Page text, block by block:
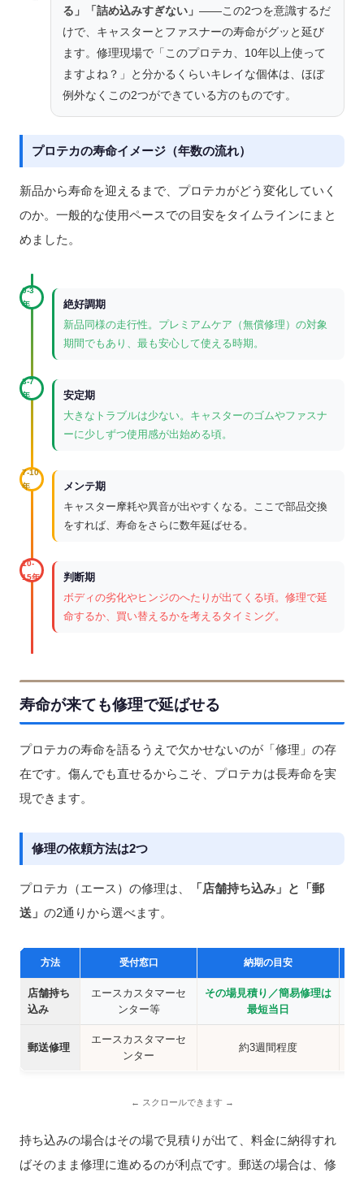
る」「詰め込みすぎない」 ——この2つを意識するだ
けで、キャスターとファスナーの寿命がグッと延び
ます。修理現場で「このプロテカ、10年以上使って
ますよね？」と分かるくらいキレイな個体は、ほぼ
例外なくこの2つができている方のものです。
プロテカの寿命イメージ（年数の流れ）
新品から寿命を迎えるまで、プロテカがどう変化していく
のか。一般的な使用ペースでの目安をタイムラインにまと
めました。
0-3
年
絶好調期
新品同様の走行性。プレミアムケア（無償修理）の対象
期間でもあり、最も安心して使える時期。
3-7
年
安定期
大きなトラブルは少ない。キャスターのゴムやファスナ
ーに少しずつ使用感が出始める頃。
7-10
年
メンテ期
キャスター摩耗や異音が出やすくなる。ここで部品交換
をすれば、寿命をさらに数年延ばせる。
10-
15年
判断期
ボディの劣化やヒンジのへたりが出てくる頃。修理で延
命するか、買い替えるかを考えるタイミング。
寿命が来ても修理で延ばせる
プロテカの寿命を語るうえで欠かせないのが「修理」の存
在です。傷んでも直せるからこそ、プロテカは長寿命を実
現できます。
修理の依頼方法は2つ
プロテカ（エース）の修理は、
「店舗持ち込み」と「郵
送」 の2通りから選べます。
方法 受付窓口 納期の目安
店舗持ち
込み
エースカスタマーセ
ンター等
その場見積り／簡易修理は
最短当日
郵送修理
エースカスタマーセ
ンター
約3週間程度
持ち込みの場合はその場で見積りが出て、料金に納得すれ
ばそのまま修理に進めるのが利点です。郵送の場合は、修